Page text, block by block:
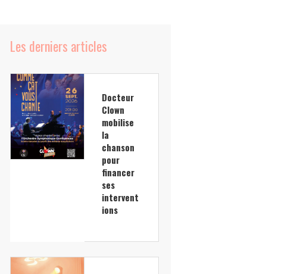
Les derniers articles
Docteur
Clown
mobilise
la
chanson
pour
financer
ses
intervent
ions